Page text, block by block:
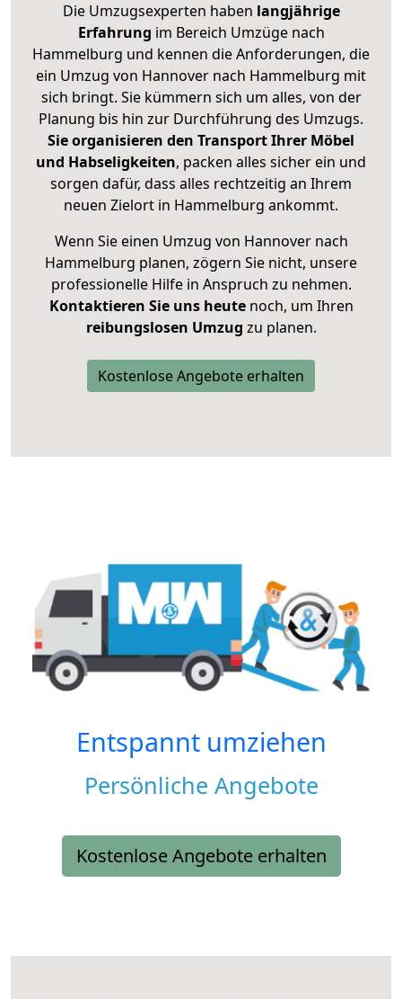
Die Umzugsexperten haben langjährige
Erfahrung im Bereich Umzüge nach
Hammelburg und kennen die Anforderungen, die
ein Umzug von Hannover nach Hammelburg mit
sich bringt. Sie kümmern sich um alles, von der
Planung bis hin zur Durchführung des Umzugs.
Sie organisieren den Transport Ihrer Möbel
und Habseligkeiten, packen alles sicher ein und
sorgen dafür, dass alles rechtzeitig an Ihrem
neuen Zielort in Hammelburg ankommt.
Wenn Sie einen Umzug von Hannover nach
Hammelburg planen, zögern Sie nicht, unsere
professionelle Hilfe in Anspruch zu nehmen.
Kontaktieren Sie uns heutenoch, um Ihren
reibungslosen Umzug zu planen.
Kostenlose Angebote erhalten
Entspannt umziehen
Persönliche Angebote
Kostenlose Angebote erhalten